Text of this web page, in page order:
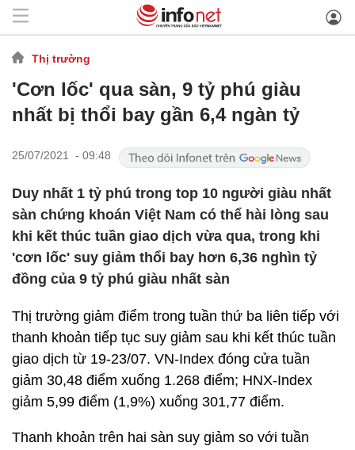
Thị trường
'Cơn lốc' qua sàn, 9 tỷ phú giàu
nhất bị thổi bay gần 6,4 ngàn tỷ
25/07/2021 - 09:48
Duy nhất 1 tỷ phú trong top 10 người giàu nhất
sàn chứng khoán Việt Nam có thể hài lòng sau
khi kết thúc tuần giao dịch vừa qua, trong khi
'cơn lốc' suy giảm thổi bay hơn 6,36 nghìn tỷ
đồng của 9 tỷ phú giàu nhất sàn
Thị trường giảm điểm trong tuần thứ ba liên tiếp với
thanh khoản tiếp tục suy giảm sau khi kết thúc tuần
giao dịch từ 19-23/07. VN-Index đóng cửa tuần
giảm 30,48 điểm xuống 1.268 điểm; HNX-Index
giảm 5,99 điểm (1,9%) xuống 301,77 điểm.
Thanh khoản trên hai sàn suy giảm so với tuần